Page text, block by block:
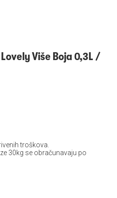
Više Boja 0,3L /
troškova.
30kg se obračunavaju po